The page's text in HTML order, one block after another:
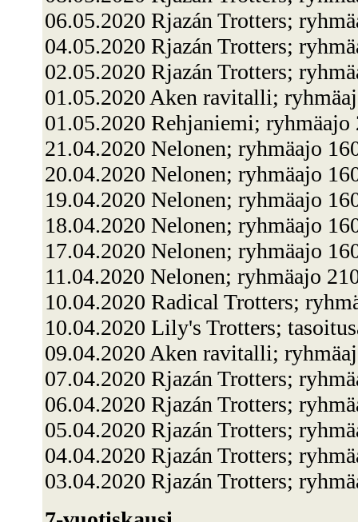
06.05.2020 Rjazán Trotters;
04.05.2020 Rjazán Trotters;
02.05.2020 Rjazán Trotters;
01.05.2020 Aken ravitalli;
01.05.2020 Rehjaniemi;
21.04.2020 Nelonen; ryhmäajo
20.04.2020 Nelonen; ryhmäajo
19.04.2020 Nelonen; ryhmäajo
18.04.2020 Nelonen; ryhmäajo
17.04.2020 Nelonen; ryhmäajo
11.04.2020 Nelonen; ryhmäajo
10.04.2020 Radical Trotters;
10.04.2020 Lily's Trotters;
09.04.2020 Aken ravitalli;
07.04.2020 Rjazán Trotters;
06.04.2020 Rjazán Trotters;
05.04.2020 Rjazán Trotters;
04.04.2020 Rjazán Trotters;
03.04.2020 Rjazán Trotters;